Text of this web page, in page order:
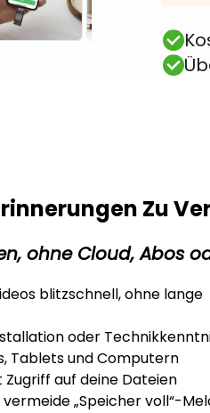
Zu
ohne Cloud, Abos
blitzschnell, ohne lange
oder
Tablets und Computern
Zugriff auf deine Dateien
„Speicher voll“-